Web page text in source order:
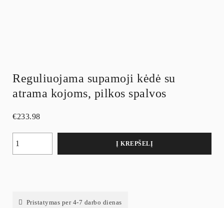
Reguliuojama supamoji kėdė su
atrama kojoms, pilkos spalvos
€233.98
Į KREPŠELĮ
Pristatymas per 4-7 darbo dienas